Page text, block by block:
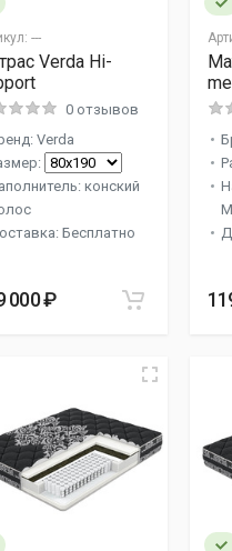
---
Verda Hi-
0 отзывов
Verda
конский
Бесплатно
000 ₽